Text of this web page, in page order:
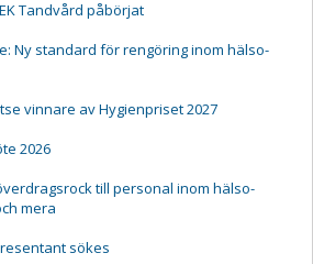
Tandvård påbörjat
Ny standard för rengöring inom hälso-
vinnare av Hygienpriset 2027
2026
till personal inom hälso-
mera
sökes